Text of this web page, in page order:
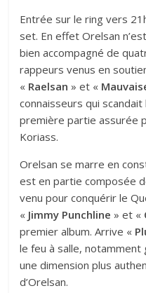
Entrée sur le ring vers
set. En effet Orelsan
bien accompagné de
rappeurs venus en
« Raelsan » et «
connaisseurs qui
première partie assurée
Koriass.
Orelsan se marre en
est en partie composée
venu pour conquérir le
« Jimmy Punchline » et «
premier album. Arrive «
le feu à salle, notamment
une dimension plus
d’Orelsan.